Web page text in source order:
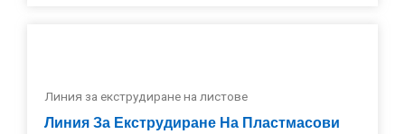
Линия за екструдиране на листове
Линия За Екструдиране На Пластмасови